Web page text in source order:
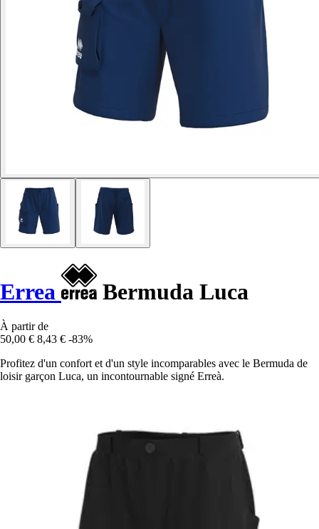
Errea Bermuda Luca
À partir de
50,00 € 8,43 € -83%
Profitez d'un confort et d'un style incomparables avec le Bermuda de
loisir garçon Luca, un incontournable signé Erreà.